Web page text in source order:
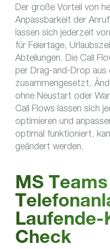
Der große Vorteil von
Anpassbarkeit der
lassen sich jederzeit
für Feiertage,
Abteilungen. Die Call
per Drag-and-Drop aus
zusammengesetzt.
ohne Neustart oder
Call Flows lassen sich
optimieren und
optimal funktioniert,
geändert werden.
MS
Laufende-
Check